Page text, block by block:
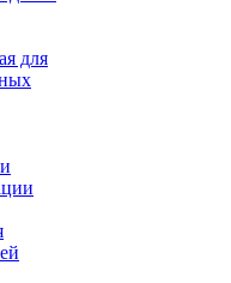
для